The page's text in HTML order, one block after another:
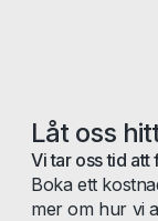
Låt oss
Vi tar oss tid
Boka ett
mer om hur vi